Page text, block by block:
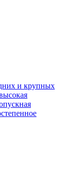
и крупных